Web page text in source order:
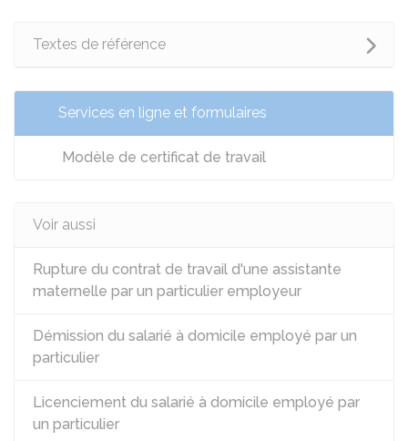
Textes de référence
Services en ligne et formulaires
Modèle de certificat de travail
Voir aussi
Rupture du contrat de travail d'une assistante
maternelle par un particulier employeur
Démission du salarié à domicile employé par un
particulier
Licenciement du salarié à domicile employé par
un particulier